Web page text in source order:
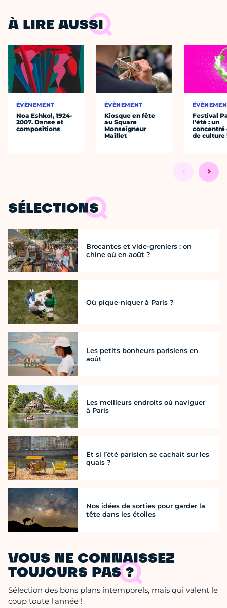
À LIRE AUSSI
ÉVÈNEMENT
Noa Eshkol, 1924-
2007. Danse et
compositions
ÉVÈNEMENT
Kiosque en fête
au Square
Monseigneur
Maillet
Festival
l'été : un
concentré
de culture
SÉLECTIONS
Brocantes et vide-greniers : on
chine où en août ?
Où pique-niquer à Paris ?
Les petits bonheurs parisiens en
août
Les meilleurs endroits où naviguer
à Paris
Et si l’été parisien se cachait sur les
quais ?
Nos idées de sorties pour garder la
tête dans les étoiles
VOUS NE CONNAISSEZ
TOUJOURS PAS ?
Sélection des bons plans intemporels, mais qui valent le
coup toute l'année !